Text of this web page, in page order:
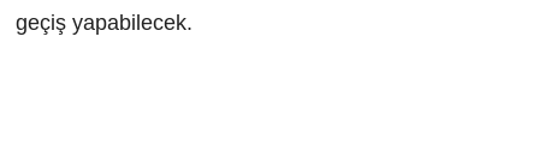
geçiş yapabilecek.